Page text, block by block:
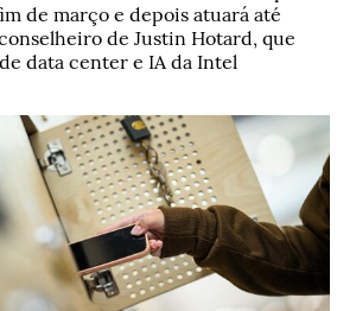
de março e depois atuará até
de Justin Hotard, que
data center e IA da Intel